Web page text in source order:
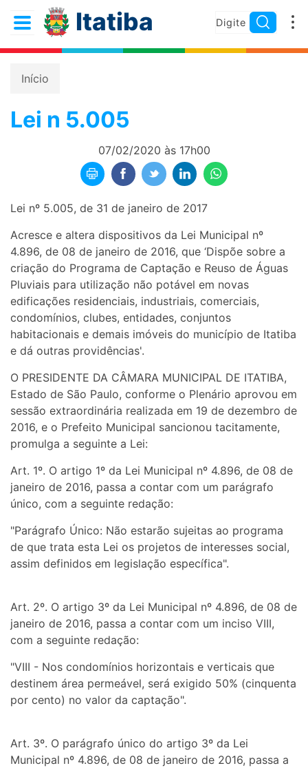
Itatiba
Início
Lei n 5.005
07/02/2020 às 17h00
Lei nº 5.005, de 31 de janeiro de 2017
Acresce e altera dispositivos da Lei Municipal nº
4.896, de 08 de janeiro de 2016, que ‘Dispõe sobre a
criação do Programa de Captação e Reuso de Águas
Pluviais para utilização não potável em novas
edificações residenciais, industriais, comerciais,
condomínios, clubes, entidades, conjuntos
habitacionais e demais imóveis do município de Itatiba
e dá outras providências'.
O PRESIDENTE DA CÂMARA MUNICIPAL DE ITATIBA,
Estado de São Paulo, conforme o Plenário aprovou em
sessão extraordinária realizada em 19 de dezembro de
2016, e o Prefeito Municipal sancionou tacitamente,
promulga a seguinte a Lei:
Art. 1º. O artigo 1º da Lei Municipal nº 4.896, de 08 de
janeiro de 2016, passa a contar com um parágrafo
único, com a seguinte redação:
"Parágrafo Único: Não estarão sujeitas ao programa
de que trata esta Lei os projetos de interesses social,
assim definidos em legislação específica".
Art. 2º. O artigo 3º da Lei Municipal nº 4.896, de 08 de
janeiro de 2016, passa a contar com um inciso VIII,
com a seguinte redação:
"VIII - Nos condomínios horizontais e verticais que
destinem área permeável, será exigido 50% (cinquenta
por cento) no valor da captação".
Art. 3º. O parágrafo único do artigo 3º da Lei
Municipal nº 4.896, de 08 de janeiro de 2016, passa a